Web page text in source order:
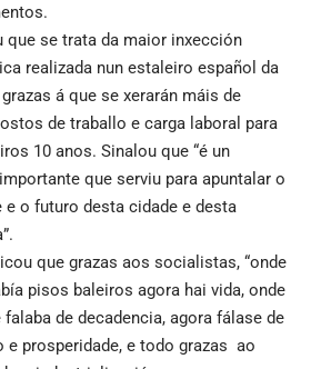
que se trata da maior inxección
realizada nun estaleiro español da
á que se xerarán máis de
de traballo e carga laboral para
10 anos. Sinalou que “é un
que serviu para apuntalar o
e o futuro desta cidade e desta
que grazas aos socialistas, “onde
pisos baleiros agora hai vida, onde
falaba de decadencia, agora fálase de
e prosperidade, e todo grazas ao